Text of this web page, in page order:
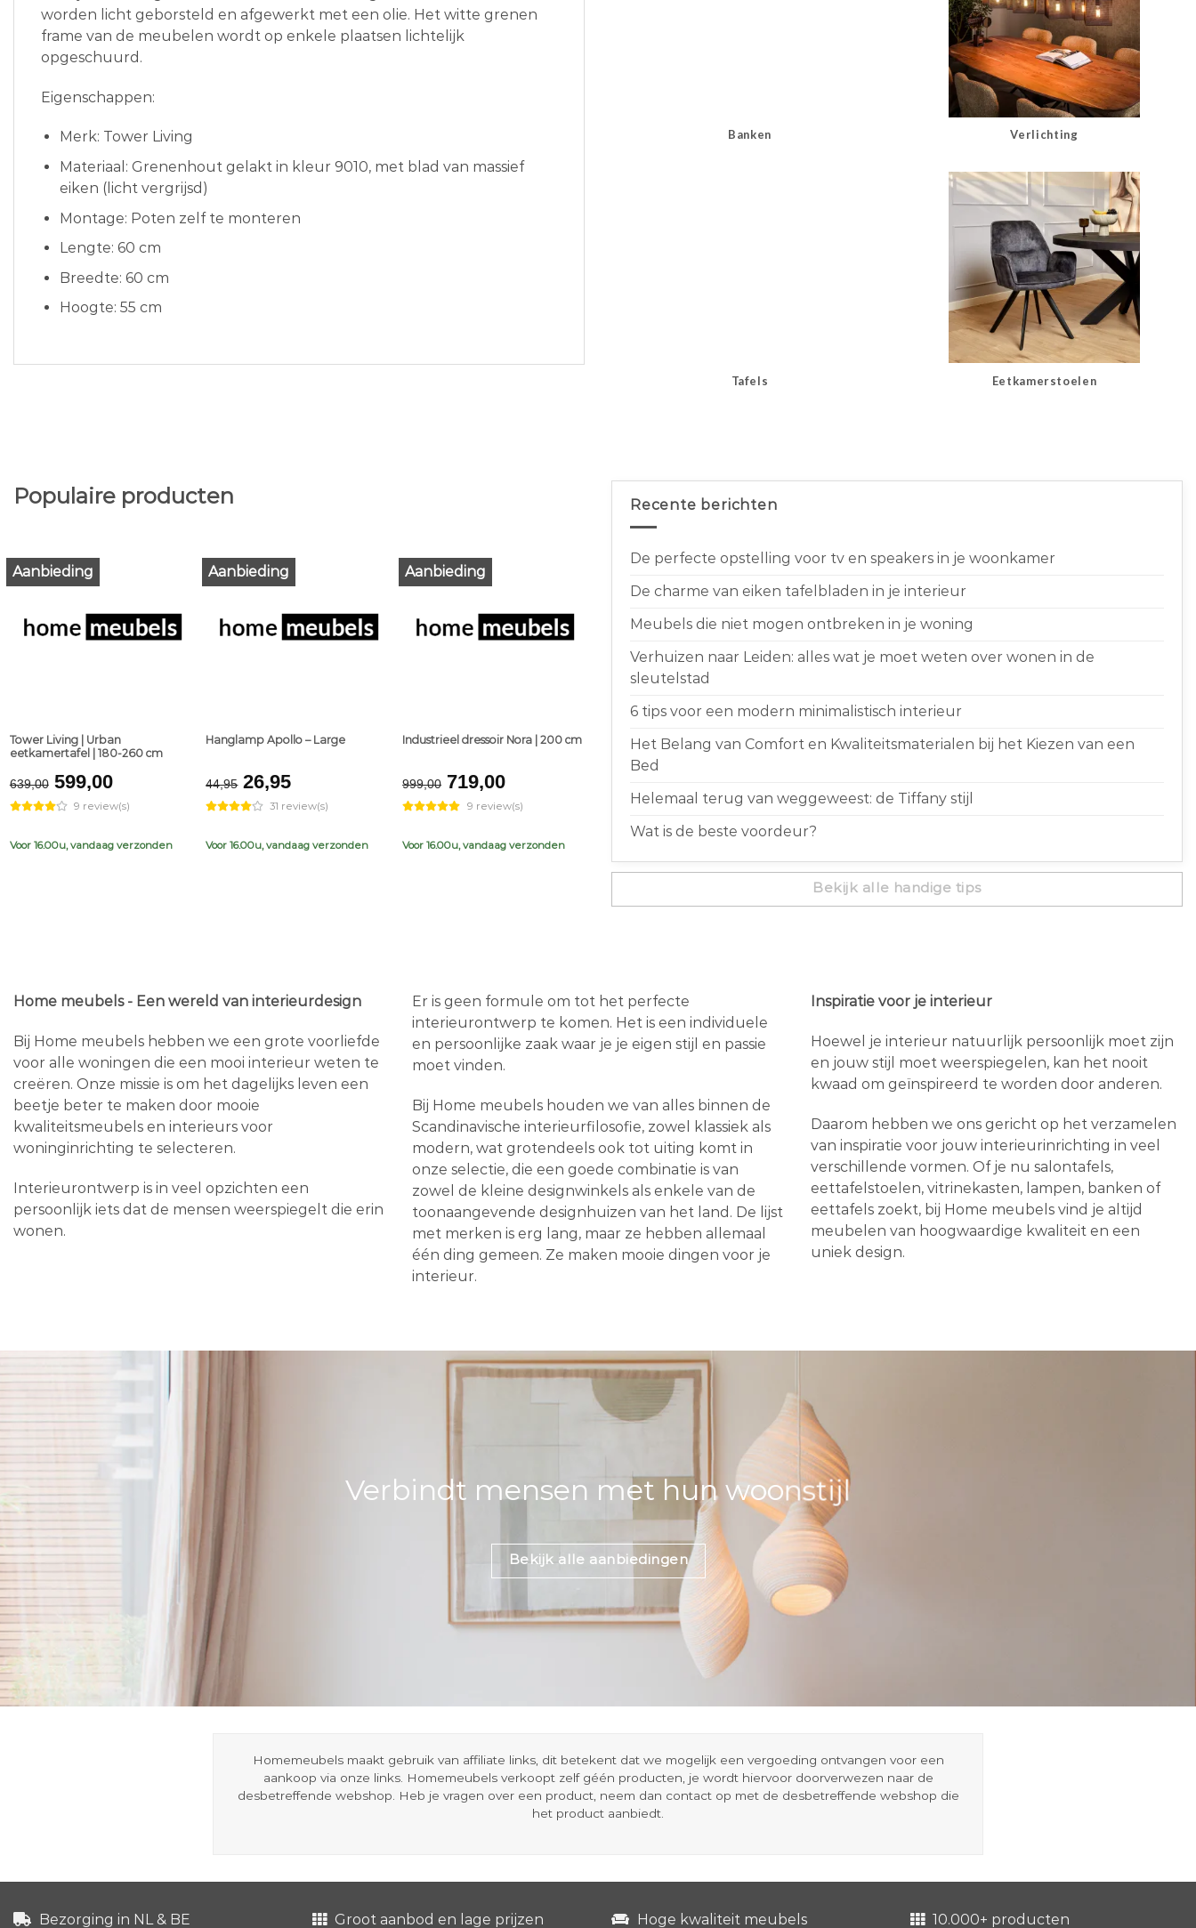
worden licht geborsteld en afgewerkt met een olie. Het witte grenen
frame van de meubelen wordt op enkele plaatsen lichtelijk
opgeschuurd.
Eigenschappen:
Merk: Tower Living
Materiaal: Grenenhout gelakt in kleur 9010, met blad van massief
eiken (licht vergrijsd)
Montage: Poten zelf te monteren
Lengte: 60 cm
Breedte: 60 cm
Hoogte: 55 cm
Banken Verlichting
Tafels Eetkamerstoelen
Populaire producten
Aanbieding
Tower Living | Urban
eetkamertafel | 180-260 cm
639,00 Original
price
was:
€639,00.
599,00Current
price
is:
€599,00.
9 review(s)
Voor 16.00u, vandaag verzonden
Aanbieding
Hanglamp Apollo – Large
44,95 Original
price
was:
€44,95.
26,95Current
price
is:
€26,95.
31 review(s)
Voor 16.00u, vandaag verzonden
Aanbieding
Industrieel dressoir Nora | 200 cm
999,00 Original
price
was:
€999,00.
719,00Current
price
is:
€719,00.
9 review(s)
Voor 16.00u, vandaag verzonden
Recente berichten
De perfecte opstelling voor tv en speakers in je woonkamer
De charme van eiken tafelbladen in je interieur
Meubels die niet mogen ontbreken in je woning
Verhuizen naar Leiden: alles wat je moet weten over wonen in de
sleutelstad
6 tips voor een modern minimalistisch interieur
Het Belang van Comfort en Kwaliteitsmaterialen bij het Kiezen van een
Bed
Helemaal terug van weggeweest: de Tiffany stijl
Wat is de beste voordeur?
Bekijk alle handige tips
Home meubels - Een wereld van interieurdesign
Bij Home meubels hebben we een grote voorliefde
voor alle woningen die een mooi interieur weten te
creëren. Onze missie is om het dagelijks leven een
beetje beter te maken door mooie
kwaliteitsmeubels en interieurs voor
woninginrichting te selecteren.
Interieurontwerp is in veel opzichten een
persoonlijk iets dat de mensen weerspiegelt die erin
wonen.
Er is geen formule om tot het perfecte
interieurontwerp te komen. Het is een individuele
en persoonlijke zaak waar je je eigen stijl en passie
moet vinden.
Bij Home meubels houden we van alles binnen de
Scandinavische interieurfilosofie, zowel klassiek als
modern, wat grotendeels ook tot uiting komt in
onze selectie, die een goede combinatie is van
zowel de kleine designwinkels als enkele van de
toonaangevende designhuizen van het land. De lijst
met merken is erg lang, maar ze hebben allemaal
één ding gemeen. Ze maken mooie dingen voor je
interieur.
Inspiratie voor je interieur
Hoewel je interieur natuurlijk persoonlijk moet zijn
en jouw stijl moet weerspiegelen, kan het nooit
kwaad om geïnspireerd te worden door anderen.
Daarom hebben we ons gericht op het verzamelen
van inspiratie voor jouw interieurinrichting in veel
verschillende vormen. Of je nu salontafels,
eettafelstoelen, vitrinekasten, lampen, banken of
eettafels zoekt, bij Home meubels vind je altijd
meubelen van hoogwaardige kwaliteit en een
uniek design.
Verbindt mensen met hun woonstijl
Bekijk alle aanbiedingen
Homemeubels maakt gebruik van affiliate links, dit betekent dat we mogelijk een vergoeding ontvangen voor een
aankoop via onze links. Homemeubels verkoopt zelf géén producten, je wordt hiervoor doorverwezen naar de
desbetreffende webshop. Heb je vragen over een product, neem dan contact op met de desbetreffende webshop die
het product aanbiedt.
Bezorging in NL & BE Groot aanbod en lage prijzen Hoge kwaliteit meubels 10.000+ producten